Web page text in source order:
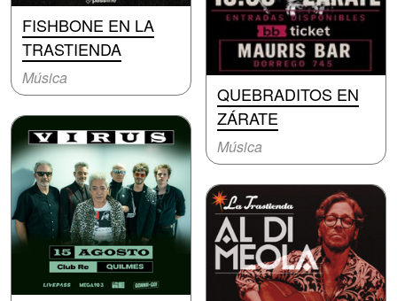
FISHBONE EN LA
TRASTIENDA
Música
QUEBRADITOS EN
ZÁRATE
Música